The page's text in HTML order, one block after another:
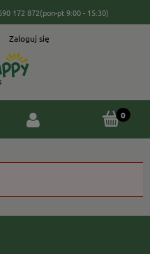
172 872(pon-pt 9:00 - 15:30)
Zaloguj się